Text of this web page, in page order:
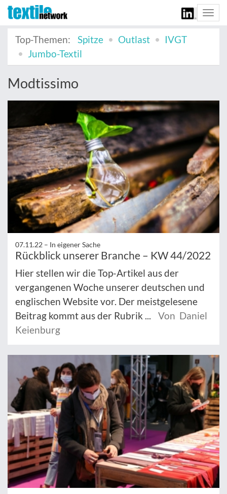
Top-Themen:
Spitze Outlast
IVGT
Jumbo-Textil
Modtissimo
07.11.22 – In eigener Sache
Rückblick unserer Branche – KW 44/2022
Hier stellen wir die Top-Artikel aus der
vergangenen Woche unserer deutschen und
englischen Website vor. Der meistgelesene
Beitrag kommt aus der Rubrik ...
Von Daniel
Keienburg